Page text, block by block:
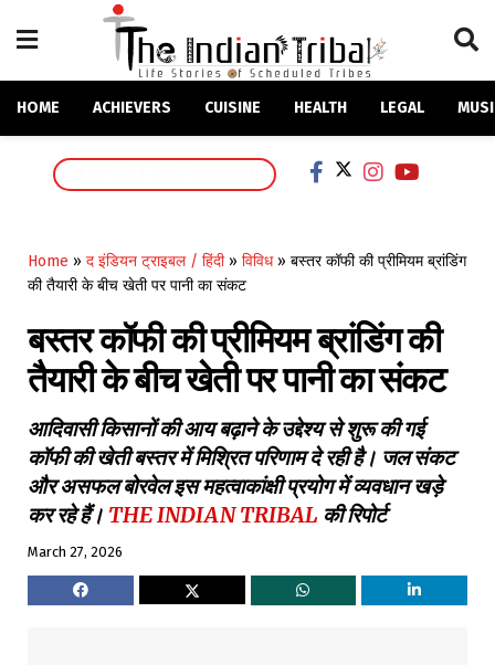
HOME ACHIEVERS CUISINE HEALTH LEGAL
Home » द इंडियन ट्राइबल / हिंदी» विविध» बस्तर कॉफी की प्रीमियम ब्रांडिंग
की तैयारी के बीच खेती पर पानी का संकट
बस्तर कॉफी की प्रीमियम ब्रांडिंग की
तैयारी के बीच खेती पर पानी का संकट
आदिवासी किसानों की आय बढ़ाने के उद्देश्य से शुरू की गई
कॉफी की खेती बस्तर में मिश्रित परिणाम दे रही है। जल संकट
और असफल बोरवेल इस महत्वाकांक्षी प्रयोग में व्यवधान खड़े
कर रहे हैं। THE INDIAN TRIBAL की रिपोर्ट
March 27, 2026